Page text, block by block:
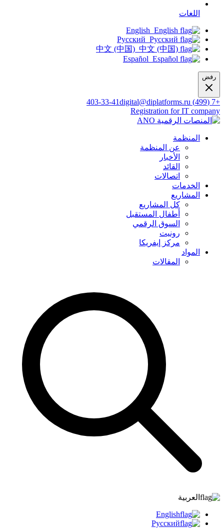
اللغات
English
Русский
中文 (中国)
Español
رفض
+7 (499) 403-33-41
digital@diplatforms.ru
Registration for IT company
المنظمة
عن المنظمة
الأخبار
القائد
اتصالات
الخدمات
المشاريع
كل المشاريع
أطفال المستقبل
السوق الرقمي
رونيت
مركز إيفريكا
المواد
المقالات
العربية
English
Русский